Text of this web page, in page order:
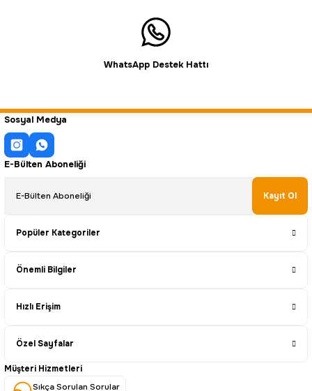
WhatsApp Destek Hattı
Sosyal Medya
E-Bülten Aboneliği
Kayıt Ol
Popüler Kategoriler
Önemli Bilgiler
Hızlı Erişim
Özel Sayfalar
Müşteri Hizmetleri
Sıkça Sorulan Sorular